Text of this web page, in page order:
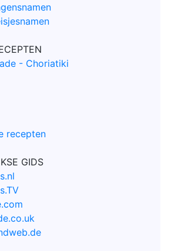
- Choriatiki
recepten
GIDS